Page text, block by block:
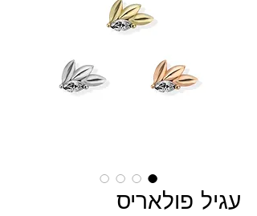
עגיל פולאריס